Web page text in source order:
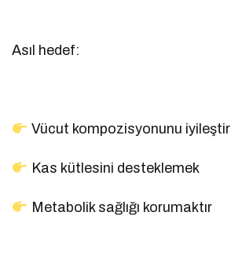
Asıl hedef:
Vücut kompozisyonunu
Kas kütlesini desteklemek
Metabolik sağlığı korumaktır